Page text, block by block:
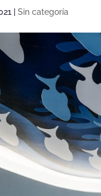
|Sin categoría